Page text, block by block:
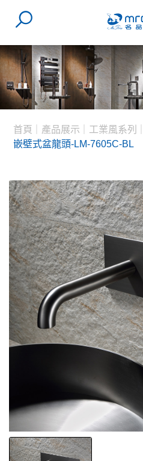
首頁 產品展示 工業風系列
嵌壁式盆龍頭-LM-7605C-BL